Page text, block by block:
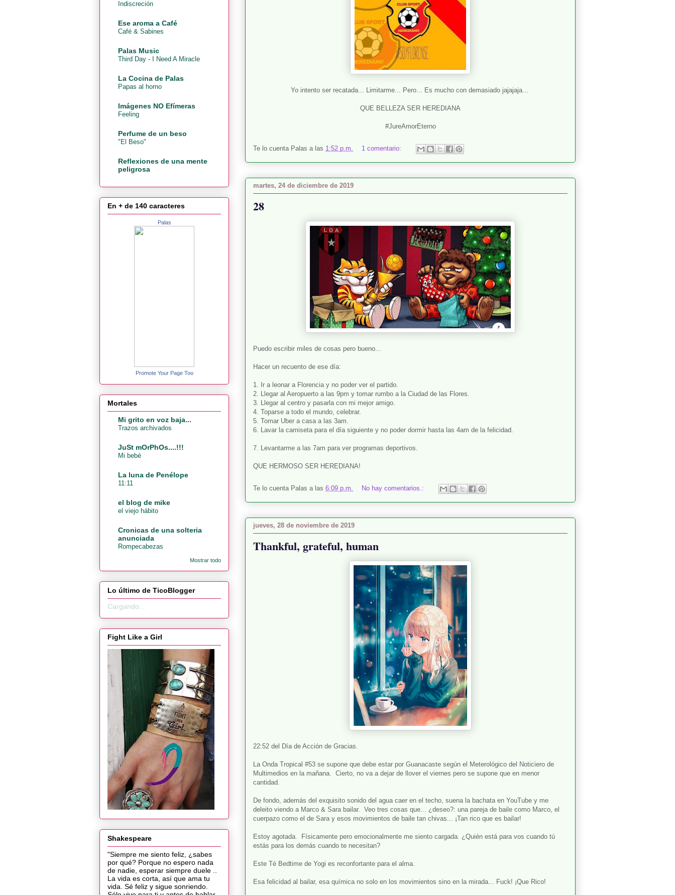
Yo intento ser recatada... Limitarme... Pero... Es mucho con demasiado jajajaja...
QUE BELLEZA SER HEREDIANA
#JureAmorEterno
Te lo cuenta Palas a las 1:52 p.m. 1 comentario:
martes, 24 de diciembre de 2019
28
Puedo escribir miles de cosas pero bueno...
Hacer un recuento de ese día:
1. Ir a leonar a Florencia y no poder ver el partido.
2. Llegar al Aeropuerto a las 9pm y tomar rumbo a la Ciudad de las Flores.
3. Llegar al centro y pasarla con mi mejor amigo.
4. Toparse a todo el mundo, celebrar.
5. Tomar Uber a casa a las 3am.
6. Lavar la camiseta para el día siguiente y no poder dormir hasta las 4am de la felicidad.
7. Levantarme a las 7am para ver programas deportivos.
QUE HERMOSO SER HEREDIANA!
Te lo cuenta Palas a las 6:09 p.m. No hay comentarios.:
jueves, 28 de noviembre de 2019
Thankful, grateful, human
22:52 del Día de Acción de Gracias.
La Onda Tropical #53 se supone que debe estar por Guanacaste según el Meterológico del Noticiero de
Multimedios en la mañana. Cierto, no va a dejar de llover el viernes pero se supone que en menor
cantidad.
De fondo, además del exquisito sonido del agua caer en el techo, suena la bachata en YouTube y me
deleito viendo a Marco & Sara bailar. Veo tres cosas que... ¿deseo?: una pareja de baile como Marco, el
cuerpazo como el de Sara y esos movimientos de baile tan chivas... ¡Tan rico que es bailar!
Estoy agotada. Físicamente pero emocionalmente me siento cargada. ¿Quién está para vos cuando tú
estás para los demás cuando te necesitan?
Este Té Bedtime de Yogi es reconfortante para el alma.
Esa felicidad al bailar, esa química no solo en los movimientos sino en la mirada... Fuck! ¡Que Rico!
Indiscreción
Ese aroma a Café
Café & Sabines
Palas Music
Third Day - I Need A Miracle
La Cocina de Palas
Papas al horno
Imágenes NO Efímeras
Feeling
Perfume de un beso
"El Beso"
Reflexiones de una mente
peligrosa
En + de 140 caracteres
Palas
Promote Your Page Too
Mortales
Mi grito en voz baja...
Trazos archivados
JuSt mOrPhOs....!!!
Mi bebé
La luna de Penélope
11:11
el blog de mike
el viejo hábito
Cronicas de una solteria
anunciada
Rompecabezas
Mostrar todo
Lo último de TicoBlogger
Cargando...
Fight Like a Girl
Shakespeare
"Siempre me siento feliz, ¿sabes
por qué? Porque no espero nada
de nadie, esperar siempre duele ..
La vida es corta, así que ama tu
vida. Sé feliz y sigue sonriendo.